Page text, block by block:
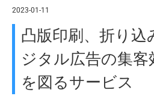
2023-01-11
凸版印刷、折り
ジタル広告の集
を図るサービス